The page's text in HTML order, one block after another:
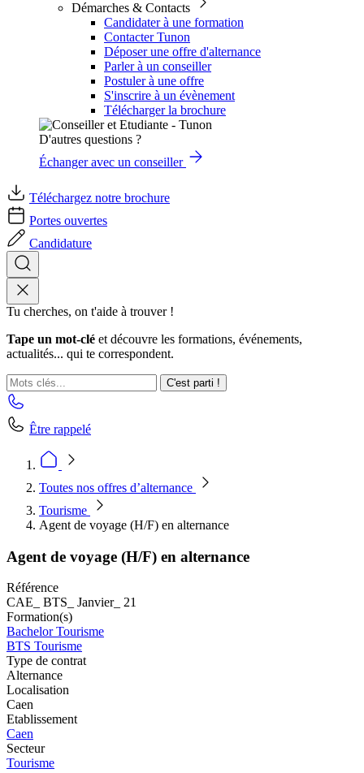
Démarches & Contacts
Candidater à une formation
Contacter Tunon
Déposer une offre d'alternance
Parler à un conseiller
Postuler à une offre
S'inscrire à un évènement
Télécharger la brochure
D'autres questions ?
Échanger avec un conseiller
Téléchargez notre brochure
Portes ouvertes
Candidature
Tu cherches, on t'aide à trouver !
Tape un mot-clé et découvre les formations, événements,
actualités... qui te correspondent.
C'est parti !
Être rappelé
Toutes nos offres d’alternance
Tourisme
Agent de voyage (H/F) en alternance
Agent de voyage (H/F) en alternance
Référence
CAE_ BTS_ Janvier_ 21
Formation(s)
Bachelor Tourisme
BTS Tourisme
Type de contrat
Alternance
Localisation
Caen
Etablissement
Caen
Secteur
Tourisme